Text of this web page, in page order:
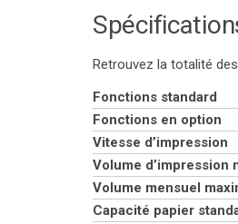
Retrouvez la totalité
Fonctions standard
Fonctions en option
Vitesse d’impression
Volume d’impression
Volume mensuel
Capacité papier